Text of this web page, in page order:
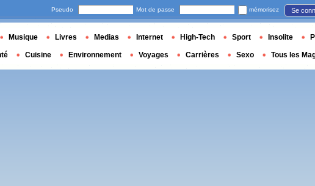
Pseudo Mot de passe mémorisez Se
Musique Livres Medias Internet High-Tech Sport Insolite
Cuisine Environnement Voyages Carrières Sexo Tous les